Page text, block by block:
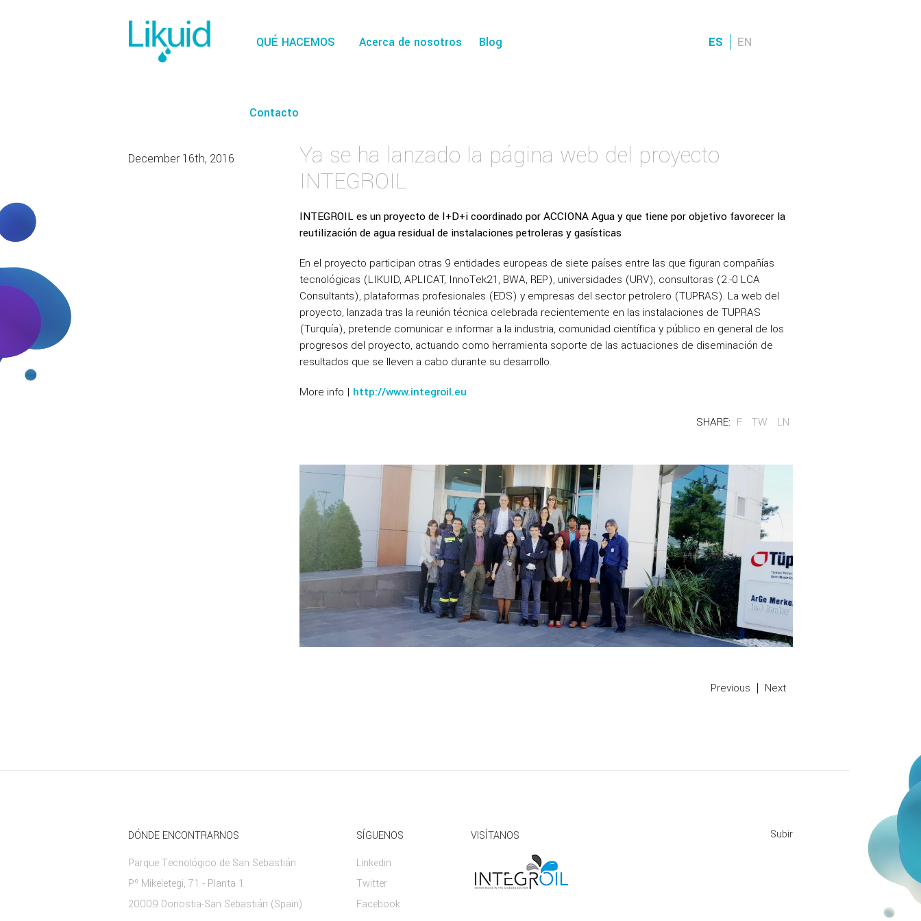
QUÉ HACEMOS Acerca de nosotros Blog
Contacto
ES EN
December 16th, 2016
Ya se ha lanzado la página web del proyecto
INTEGROIL
INTEGROIL es un proyecto de I+D+i coordinado por ACCIONA Agua y que tiene por objetivo favorecer la
reutilización de agua residual de instalaciones petroleras y gasísticas
En el proyecto participan otras 9 entidades europeas de siete países entre las que figuran compañías
tecnológicas (LIKUID, APLICAT, InnoTek21, BWA, REP), universidades (URV), consultoras (2.-0 LCA
Consultants), plataformas profesionales (EDS) y empresas del sector petrolero (TUPRAS). La web del
proyecto, lanzada tras la reunión técnica celebrada recientemente en las instalaciones de TUPRAS
(Turquía), pretende comunicar e informar a la industria, comunidad científica y público en general de los
progresos del proyecto, actuando como herramienta soporte de las actuaciones de diseminación de
resultados que se lleven a cabo durante su desarrollo.
More info | http://www.integroil.eu
SHARE: F TW LN
Previous Next
DÓNDE ENCONTRARNOS
Parque Tecnológico de San Sebastián
Pº Mikeletegi, 71 - Planta 1
20009 Donostia-San Sebastián (Spain)
SÍGUENOS
Linkedin
Twitter
Facebook
VISÍTANOS Subir